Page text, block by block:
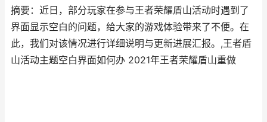
摘要：近日，部分玩家在参与王者荣耀盾山活动时遇到了
界面显示空白的问题，给大家的游戏体验带来了不便。在
此，我们对该情况进行详细说明与更新进展汇报。,王者盾
山活动主题空白界面如何办 2021年王者荣耀盾山重做